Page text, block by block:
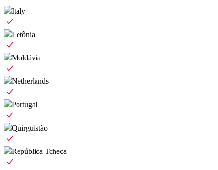
Italy
Letônia
Moldávia
Netherlands
Portugal
Quirguistão
República Tcheca